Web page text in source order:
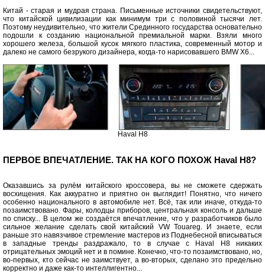
Китай - старая и мудрая страна. Письменные источники свидетельствуют,
что китайской цивилизации как минимум три с половиной тысячи лет.
Поэтому неудивительно, что жители Срединного государства основательно
подошли к созданию национальной премиальной марки. Взяли много
хорошего железа, большой кусок мягкого пластика, современный мотор и
далеко не самого безрукого дизайнера, когда-то нарисовавшего BMW Х6...
Haval H8
ПЕРВОЕ ВПЕЧАТЛЕНИЕ. ТАК НА КОГО ПОХОЖ Haval H8?
Оказавшись за рулём китайского кроссовера, вы не сможете сдержать
восхищения. Как аккуратно и приятно он выглядит! Понятно, что ничего
особенно национального в автомобиле нет. Всё, так или иначе, откуда-то
позаимствовано. Фары, колодцы приборов, центральная консоль и дальше
по списку... В целом же создаётся впечатление, что у разработчиков было
сильное желание сделать свой китайский VW Touareg. И знаете, если
раньше это навязчивое стремление мастеров из Поднебесной вписываться
в западные тренды раздражало, то в случае с Haval Н8 никаких
отрицательных эмоций нет и в помине. Конечно, что-то позаимствовано, но,
во-первых, кто сейчас не заимствует, а во-вторых, сделано это предельно
корректно и даже как-то интеллигентно...